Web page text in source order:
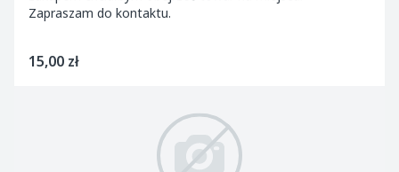
Zapraszam do kontaktu.
15,00 zł